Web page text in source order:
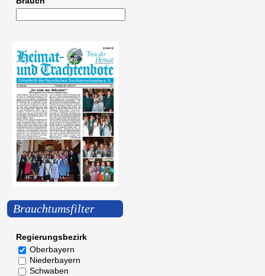
Brauchtumsfilter
Regierungsbezirk
Oberbayern
Niederbayern
Schwaben